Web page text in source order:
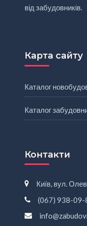
від забудовників.
Карта сайту
Каталог
Каталог
Контакти
Київ, вул.
(067) 938-09-